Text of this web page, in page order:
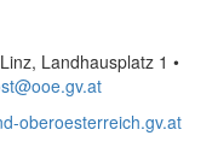
Landhausplatz 1 •
oberoesterreich.gv.at